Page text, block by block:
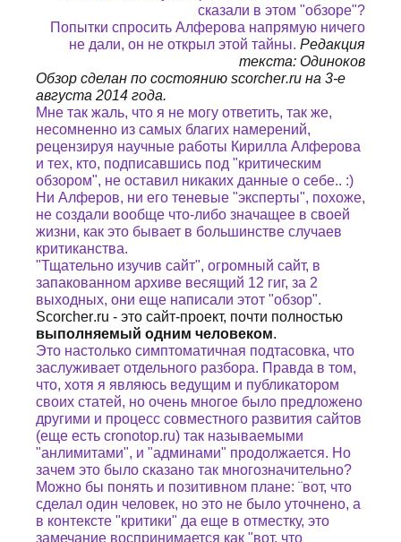
сказали в этом "обзоре"?
Попытки спросить Алферова напрямую ничего
не дали, он не открыл этой тайны. Редакция
текста: Одиноков
Обзор сделан по состоянию scorcher.ru на 3-е
августа 2014 года.
Мне так жаль, что я не могу ответить, так же,
несомненно из самых благих намерений,
рецензируя научные работы Кирилла Алферова
и тех, кто, подписавшись под "критическим
обзором", не оставил никаких данные о себе.. :)
Ни Алферов, ни его теневые "эксперты", похоже,
не создали вообще что-либо значащее в своей
жизни, как это бывает в большинстве случаев
критиканства.
"Тщательно изучив сайт", огромный сайт, в
запакованном архиве весящий 12 гиг, за 2
выходных, они еще написали этот "обзор".
Scorcher.ru - это сайт-проект, почти полностью
выполняемый одним человеком.
Это настолько симптоматичная подтасовка, что
заслуживает отдельного разбора. Правда в том,
что, хотя я являюсь ведущим и публикатором
своих статей, но очень многое было предложено
другими и процесс совместного развития сайтов
(еще есть cronotop.ru) так называемыми
"анлимитами", и "админами" продолжается. Но
зачем это было сказано так многозначительно?
Можно бы понять и позитивном плане: ¨вот, что
cделал один человек, но это не было уточнено, а
в контексте "критики" да еще в отместку, это
замечание воспринимается как "вот, что